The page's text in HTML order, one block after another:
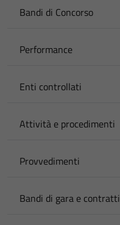
Bandi di Concorso
Performance
Enti controllati
Attività e procedimenti
Provvedimenti
Bandi di gara e contratti